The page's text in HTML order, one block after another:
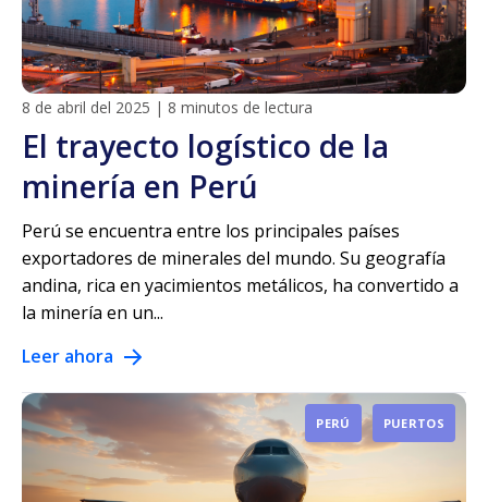
8 de abril del 2025 | 8 minutos de lectura
El trayecto logístico de la
minería en Perú
Perú se encuentra entre los principales países
exportadores de minerales del mundo. Su geografía
andina, rica en yacimientos metálicos, ha convertido a
la minería en un...
Leer ahora
PERÚ PUERTOS